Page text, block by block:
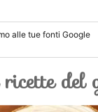
alle tue fonti Google
ricette del